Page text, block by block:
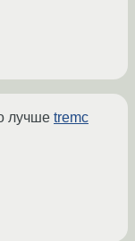
лучше tremc